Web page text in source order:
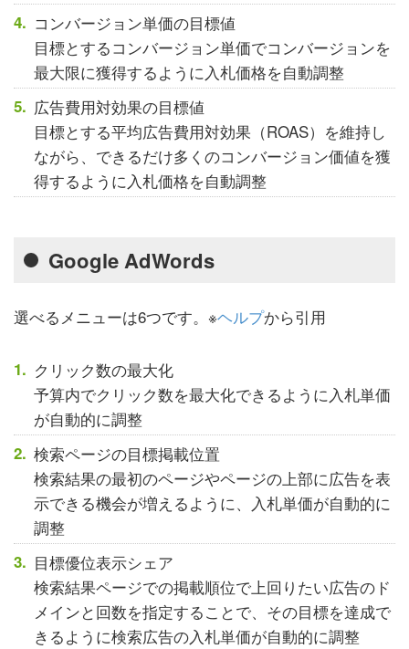
コンバージョン単価の目標値
目標とするコンバージョン単価でコンバージョンを
最大限に獲得するように入札価格を自動調整
広告費用対効果の目標値
目標とする平均広告費用対効果（ROAS）を維持し
ながら、できるだけ多くのコンバージョン価値を獲
得するように入札価格を自動調整
Google AdWords
選べるメニューは6つです。※ヘルプから引用
クリック数の最大化
予算内でクリック数を最大化できるように入札単価
が自動的に調整
検索ページの目標掲載位置
検索結果の最初のページやページの上部に広告を表
示できる機会が増えるように、入札単価が自動的に
調整
目標優位表示シェア
検索結果ページでの掲載順位で上回りたい広告のド
メインと回数を指定することで、その目標を達成で
きるように検索広告の入札単価が自動的に調整